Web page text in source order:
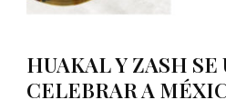
HUAKAL Y ZASH SE
CELEBRAR A